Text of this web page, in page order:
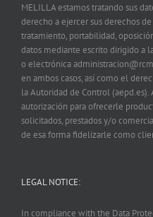
MELILLA estamos tratando sus
derecho a ejercer sus derechos
tratamiento, portabilidad,
datos mediante escrito dirigido a
o electrónica
en ambos casos, así como el
la Autoridad de Control
autorización para ofrecerle
solicitados, prestados y/o
de esa forma fidelizarle como
LEGAL NOTICE:
In compliance with the Data